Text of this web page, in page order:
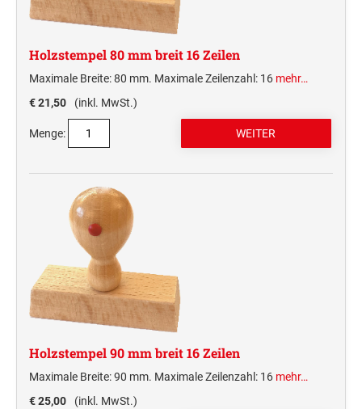
Deine Dinge Stempel
PRÄGEZANGEN
STEMPEL-KUGELSCHREIBER
Smart Style
Schreibgeräte-Zubehör
TRODAT PRINTY™ PASTELL-EDITION
Holzstempel 80 mm breit 16 Zeilen
Maximale Breite: 80 mm. Maximale Zeilenzahl: 16 mehr…
€ 21,50
(inkl. MwSt.)
Menge:
Holzstempel 90 mm breit 16 Zeilen
Maximale Breite: 90 mm. Maximale Zeilenzahl: 16 mehr…
€ 25,00
(inkl. MwSt.)